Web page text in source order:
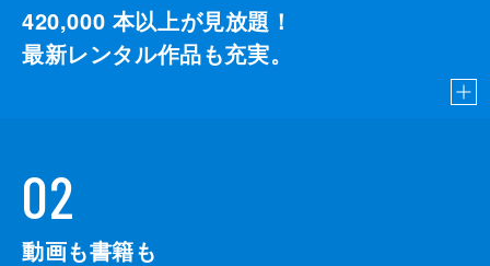
420,000 本以上が見放題！
最新レンタル作品も充実。
02
動画も書籍も